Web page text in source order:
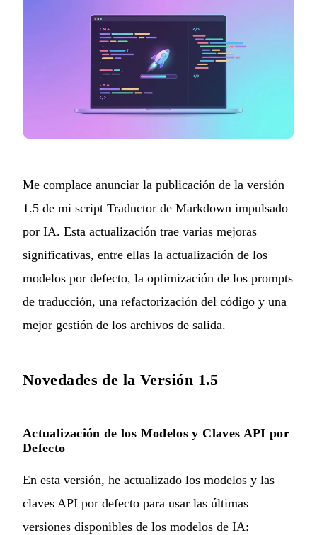
Me complace anunciar la publicación de la versión
1.5 de mi script Traductor de Markdown impulsado
por IA. Esta actualización trae varias mejoras
significativas, entre ellas la actualización de los
modelos por defecto, la optimización de los prompts
de traducción, una refactorización del código y una
mejor gestión de los archivos de salida.
Novedades de la Versión 1.5
Actualización de los Modelos y Claves API por
Defecto
En esta versión, he actualizado los modelos y las
claves API por defecto para usar las últimas
versiones disponibles de los modelos de IA: